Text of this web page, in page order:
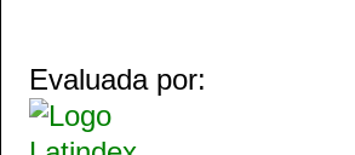
Evaluada por: